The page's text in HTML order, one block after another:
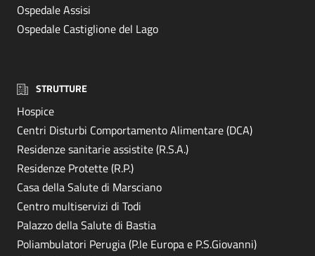
Ospedale Assisi
Ospedale Castiglione del Lago
STRUTTURE
Hospice
Centri Disturbi Comportamento Alimentare (DCA)
Residenze sanitarie assistite (R.S.A.)
Residenze Protette (R.P.)
Casa della Salute di Marsciano
Centro multiservizi di Todi
Palazzo della Salute di Bastia
Poliambulatori Perugia (P.le Europa e P.S.Giovanni)